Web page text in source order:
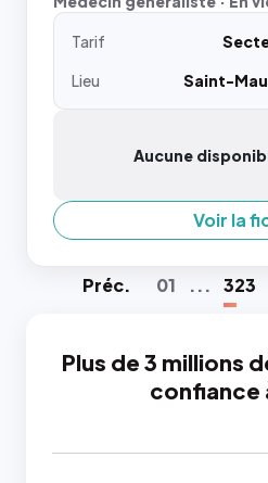
Tarif
Lieu
Saint-
Aucune
Voir la
Préc. 01 ... 323
Plus de 3 millions
confiance